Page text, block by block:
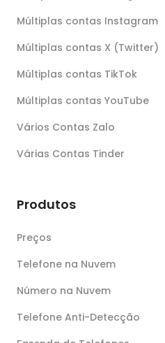
Múltiplas contas Instagram
Múltiplas contas X (Twitter)
Múltiplas contas TikTok
Múltiplas contas YouTube
Vários Contas Zalo
Várias Contas Tinder
Produtos
Preços
Telefone na Nuvem
Número na Nuvem
Telefone Anti-Detecção